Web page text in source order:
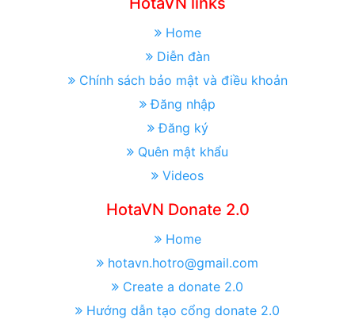
Home
Diễn đàn
Chính sách bảo mật và điều khoản
Đăng nhập
Đăng ký
Quên mật khẩu
Videos
HotaVN Donate 2.0
Home
hotavn.hotro@gmail.com
Create a donate 2.0
Hướng dẫn tạo cổng donate 2.0